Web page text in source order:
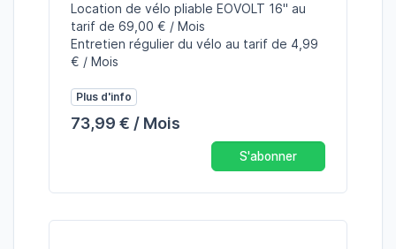
Location de vélo pliable EOVOLT 16" au
tarif de 69,00 € / Mois
Entretien régulier du vélo au tarif de 4,99
€ / Mois
Plus d'info
73,99 € / Mois
S'abonner